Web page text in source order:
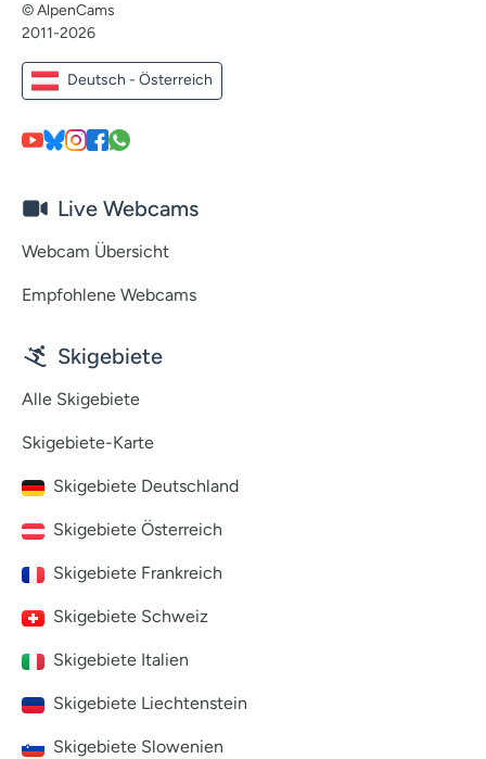
© AlpenCams
2011-2026
Deutsch - Österreich
Live Webcams
Webcam Übersicht
Empfohlene Webcams
Skigebiete
Alle Skigebiete
Skigebiete-Karte
Skigebiete Deutschland
Skigebiete Österreich
Skigebiete Frankreich
Skigebiete Schweiz
Skigebiete Italien
Skigebiete Liechtenstein
Skigebiete Slowenien